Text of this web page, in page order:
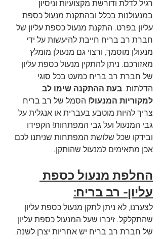
רגיל לדלת ודורשת מקצועיות וניסיון
במנעולנות בכלל ובהתקנת מנעול כספת
עליון בפרט. התקנת מנעול כספת עליון של
חברת רב בריח חייבת להיעשות על ידי
מנעולן מוסמך, ורצוי גם מנעולן מומלץ
מאזורכם. ניתן להתקין מנעול כספת עליון
של חברת רב בריח כמעט בכל סוגי
הדלתות. בעת ההתקנה שימו לב
למקוריות המנעול! הסמל של רב בריח
צריך להיות מוטבע בעברית או אנגלית על
גבי המנעול ועל גבי המפתחות! הקפידו
ובידקו שכל שלושת המפתחות שניתנו לכם
אכן מתאימים למנעול שהותקן.
החלפת מנעול כספת
עליון- רב בריח:
לצערנו, לא ניתן לתקן מנעול כספת עליון
שהתקלקל. זיכרו שעל המנעול כספת עליון
של חברת רב בריח יש אחריות יצרן לשנה,